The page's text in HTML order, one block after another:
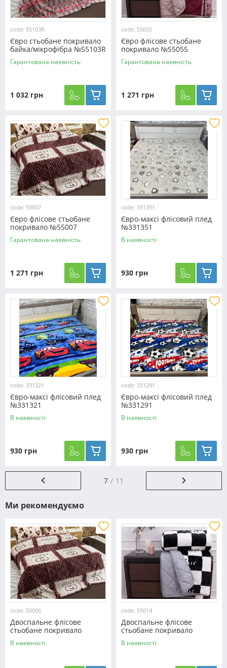
code: 55103R
Євро стьобане покривало
байка/мікрофібра №55103R
Гарантована наявність
1 032 грн
code: 55055
Євро флісове стьобане
покривало №55055
Гарантована наявність
1 271 грн
code: 55007
Євро флісове стьобане
покривало №55007
Гарантована наявність
1 271 грн
code: 331351
Євро-максі флісовий плед
№331351
В наявності
930 грн
code: 331321
Євро-максі флісовий плед
№331321
В наявності
930 грн
code: 331291
Євро-максі флісовий плед
№331291
В наявності
930 грн
7 11
Ми рекомендуємо
code: 55006
Двоспальне флісове
стьобане покривало
№55006
В наявності
code: 55014
Двоспальне флісове
стьобане покривало
№55014
В наявності